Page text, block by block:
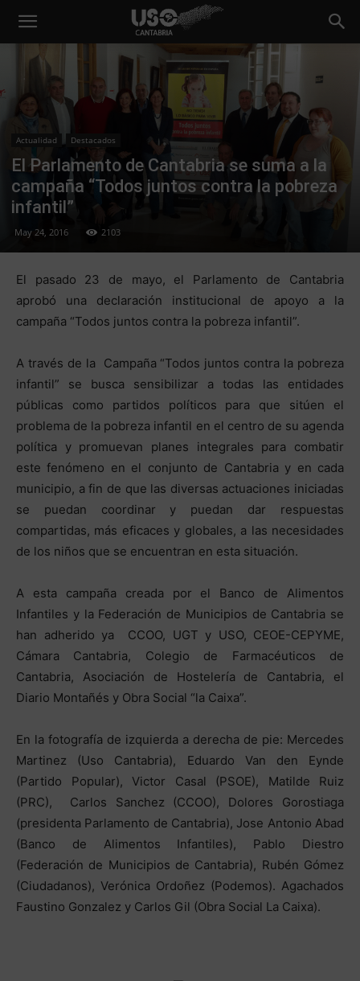
Actualidad Destacados
El Parlamento de Cantabria se suma a la
campaña “Todos juntos contra la pobreza
infantil”
May 24, 2016 2103
El pasado 23 de mayo, el Parlamento de Cantabria
aprobó una declaración institucional de apoyo a la
campaña “Todos juntos contra la pobreza infantil”.
A través de la Campaña “Todos juntos contra la pobreza
infantil” se busca sensibilizar a todas las entidades
públicas como partidos políticos para que sitúen el
problema de la pobreza infantil en el centro de su agenda
política y promuevan planes integrales para combatir
este fenómeno en el conjunto de Cantabria y en cada
municipio, a fin de que las diversas actuaciones iniciadas
se puedan coordinar y puedan dar respuestas
compartidas, más eficaces y globales, a las necesidades
de los niños que se encuentran en esta situación.
A esta campaña creada por el Banco de Alimentos
Infantiles y la Federación de Municipios de Cantabria se
han adherido ya CCOO, UGT y USO, CEOE-CEPYME,
Cámara Cantabria, Colegio de Farmacéuticos de
Cantabria, Asociación de Hostelería de Cantabria, el
Diario Montañés y Obra Social “la Caixa”.
En la fotografía de izquierda a derecha de pie: Mercedes
Martinez (Uso Cantabria), Eduardo Van den Eynde
(Partido Popular), Victor Casal (PSOE), Matilde Ruiz
(PRC), Carlos Sanchez (CCOO), Dolores Gorostiaga
(presidenta Parlamento de Cantabria), Jose Antonio Abad
(Banco de Alimentos Infantiles), Pablo Diestro
(Federación de Municipios de Cantabria), Rubén Gómez
(Ciudadanos), Verónica Ordoñez (Podemos). Agachados
Faustino Gonzalez y Carlos Gil (Obra Social La Caixa).